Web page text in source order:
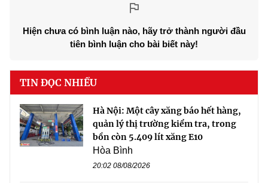
Hiện chưa có bình luận nào, hãy trở thành người đầu
tiên bình luận cho bài biết này!
TIN ĐỌC NHIỀU
Hà Nội: Một cây xăng báo hết hàng,
quản lý thị trường kiểm tra, trong
bồn còn 5.409 lít xăng E10
Hòa Bình
20:02 08/08/2026